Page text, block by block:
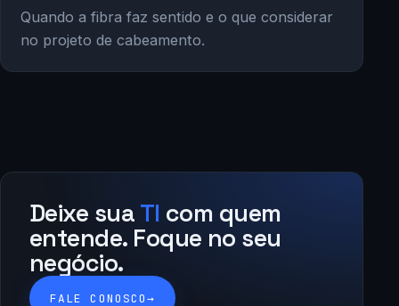
Quando a fibra faz sentido e o que considerar
no projeto de cabeamento.
Deixe sua TI com quem
entende. Foque no seu
negócio.
FALE CONOSCO→